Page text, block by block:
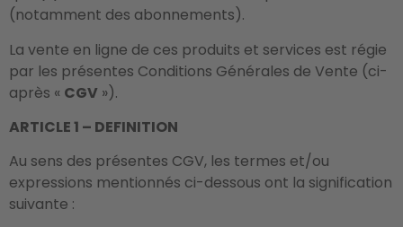
(notamment des abonnements).
La vente en ligne de ces produits et services est régie
par les présentes Conditions Générales de Vente (ci-
après « CGV »).
ARTICLE 1 – DEFINITION
Au sens des présentes CGV, les termes et/ou
expressions mentionnés ci-dessous ont la signification
suivante :